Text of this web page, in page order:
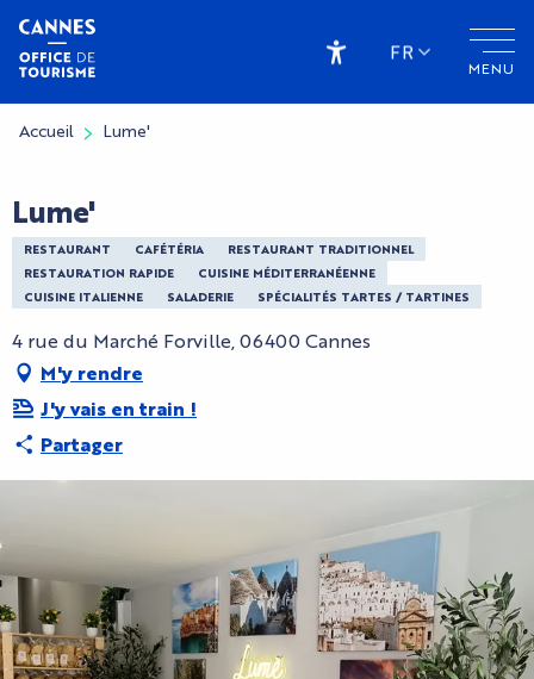
Aller
contenu
principal
MENU
Accessibilité
FR
Accueil Lume'
Lume'
RESTAURANT CAFÉTÉRIA
RESTAURANT TRADITIONNEL
RESTAURATION RAPIDE
CUISINE MÉDITERRANÉENNE
CUISINE ITALIENNE
SALADERIE SPÉCIALITÉS TARTES / TARTINES
4 rue du Marché Forville, 06400 Cannes
M'y rendre
J'y vais en train !
Partager